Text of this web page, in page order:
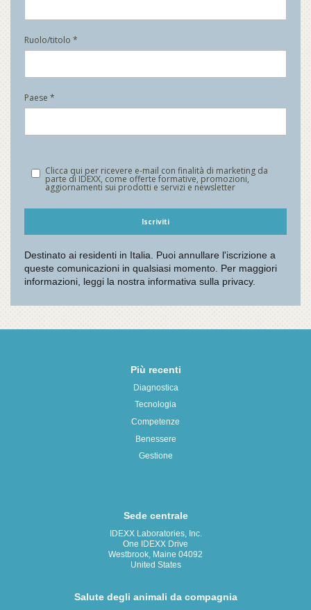
Più recenti
Diagnostica
Tecnologia
Competenze
Benessere
Gestione
Sede centrale
IDEXX Laboratories, Inc.
One IDEXX Drive
Westbrook, Maine 04092
United States
Salute degli animali da compagnia